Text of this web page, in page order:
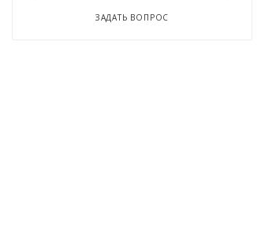
ЗАДАТЬ ВОПРОС